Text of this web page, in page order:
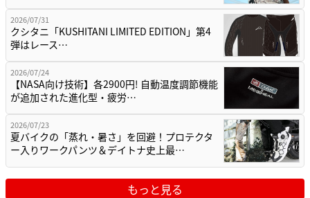
2026/07/31
クシタニ「KUSHITANI LIMITED EDITION」第4
弾はレース…
2026/07/24
【NASA向け技術】各2900円! 自動温度調節機能
が追加された進化型・疲労…
2026/07/23
夏バイクの「蒸れ・暑さ」を回避！プロテクタ
ー入りワークパンツ＆デイトナ史上最…
もっと見る